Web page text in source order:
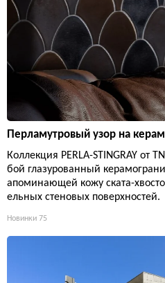
Перламутровый узор на
Коллекция PERLA-STINGRAY от
бой глазурованный
апоминающей кожу ската-
ельных стеновых поверхностей.
Новинки 75